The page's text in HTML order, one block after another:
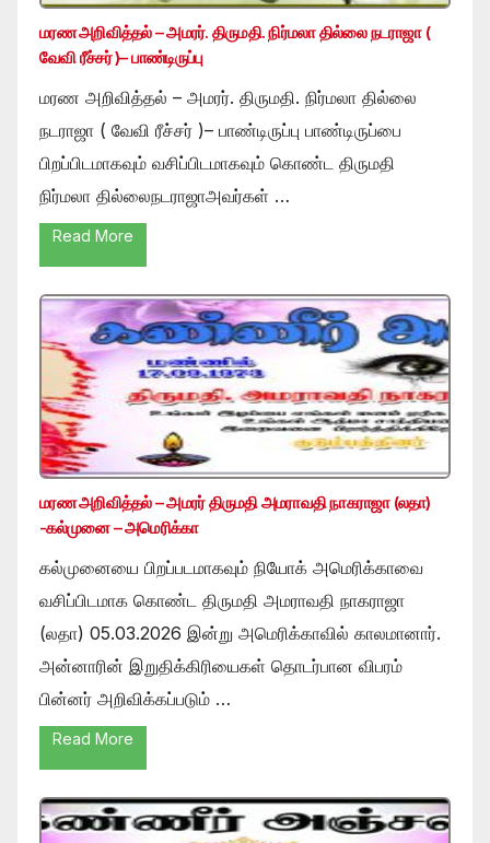
மரண அறிவித்தல் – அமரர். திருமதி. நிர்மலா தில்லை நடராஜா (
வேவி ரீச்சர் )– பாண்டிருப்பு
மரண அறிவித்தல் – அமரர். திருமதி. நிர்மலா தில்லை
நடராஜா ( வேவி ரீச்சர் )– பாண்டிருப்பு பாண்டிருப்பை
பிறப்பிடமாகவும் வசிப்பிடமாகவும் கொண்ட திருமதி
நிர்மலா தில்லைநடராஜாஅவர்கள் …
Read More
மரண அறிவித்தல் – அமரர் திருமதி அமராவதி நாகராஜா (லதா)
-கல்முனை – அமெரிக்கா
கல்முனையை பிறப்படமாகவும் நியோக் அமெரிக்காவை
வசிப்பிடமாக கொண்ட திருமதி அமராவதி நாகராஜா
(லதா) 05.03.2026 இன்று அமெரிக்காவில் காலமானார்.
அன்னாரின் இறுதிக்கிரியைகள் தொடர்பான விபரம்
பின்னர் அறிவிக்கப்படும் …
Read More